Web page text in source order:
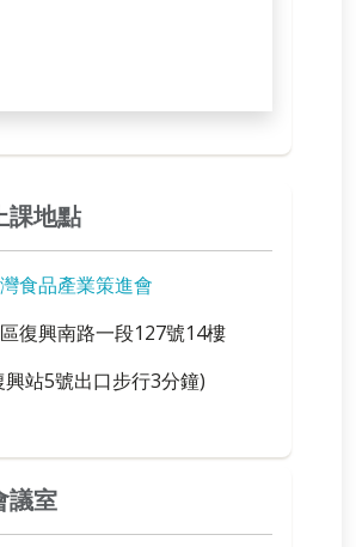
課地點
食品產業策進會
復興南路一段127號14樓
站5號出口步行3分鐘)
議室